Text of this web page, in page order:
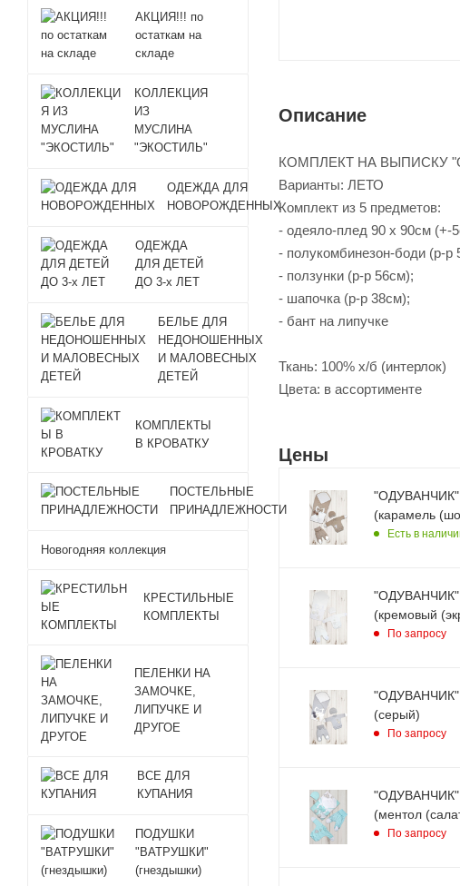
Описание
КОМПЛЕКТ НА ВЫПИСКУ
Варианты: ЛЕТО
Комплект из 5 предметов:
- одеяло-плед 90 х 90см (+-
- полукомбинезон-боди (р-р
- ползунки (р-р 56см);
- шапочка (р-р 38см);
- бант на липучке
Ткань: 100% х/б (интерлок)
Цвета: в ассортименте
Цены
"ОДУВАНЧИК"
(карамель
Есть в
"ОДУВАНЧИК"
(кремовый
По запросу
"ОДУВАНЧИК"
(серый)
По запросу
"ОДУВАНЧИК"
(ментол
По запросу
АКЦИЯ!!! по
остаткам на
складе
КОЛЛЕКЦИЯ
ИЗ
МУСЛИНА
"ЭКОСТИЛЬ"
ОДЕЖДА ДЛЯ
НОВОРОЖДЕННЫХ
ОДЕЖДА
ДЛЯ ДЕТЕЙ
ДО 3-х ЛЕТ
БЕЛЬЕ ДЛЯ
НЕДОНОШЕННЫХ
И МАЛОВЕСНЫХ
ДЕТЕЙ
КОМПЛЕКТЫ
В КРОВАТКУ
ПОСТЕЛЬНЫЕ
ПРИНАДЛЕЖНОСТИ
Новогодняя коллекция
КРЕСТИЛЬНЫЕ
КОМПЛЕКТЫ
ПЕЛЕНКИ НА
ЗАМОЧКЕ,
ЛИПУЧКЕ И
ДРУГОЕ
ВСЕ ДЛЯ
КУПАНИЯ
ПОДУШКИ
"ВАТРУШКИ"
(гнездышки)